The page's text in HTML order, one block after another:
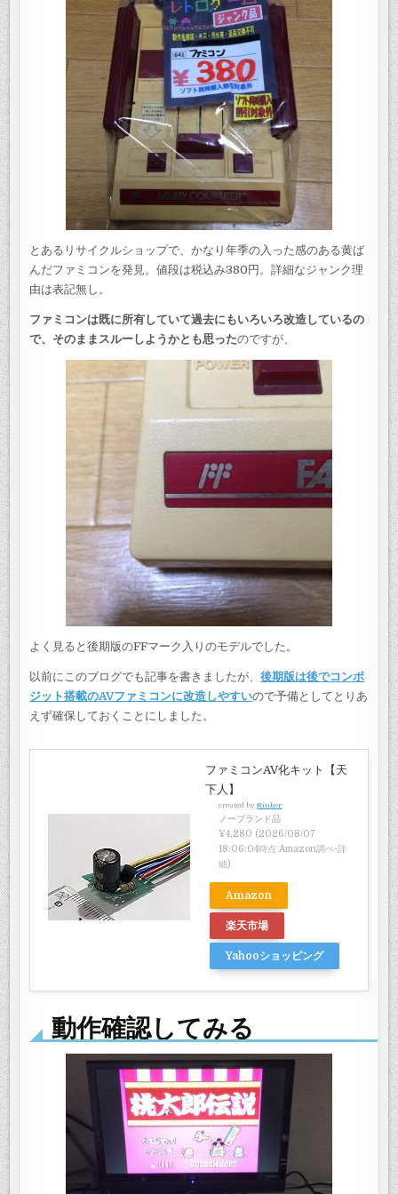
とあるリサイクルショップで、かなり年季の入った感のある黄ば
んだファミコンを発見。値段は税込み380円。詳細なジャンク理
由は表記無し。
ファミコンは既に所有していて過去にもいろいろ改造しているの
で、そのままスルーしようかとも思ったのですが、
よく見ると後期版のFFマーク入りのモデルでした。
以前にこのブログでも記事を書きましたが、後期版は後でコンポ
ジット搭載のAVファミコンに改造しやすいので予備としてとりあ
えず確保しておくことにしました。
ファミコンAV化キット【天
下人】
created byRinker
ノーブランド品
¥4,280 (2026/08/07
18:06:04時点 Amazon調べ-詳
細)
Amazon
楽天市場
Yahooショッピング
動作確認してみる